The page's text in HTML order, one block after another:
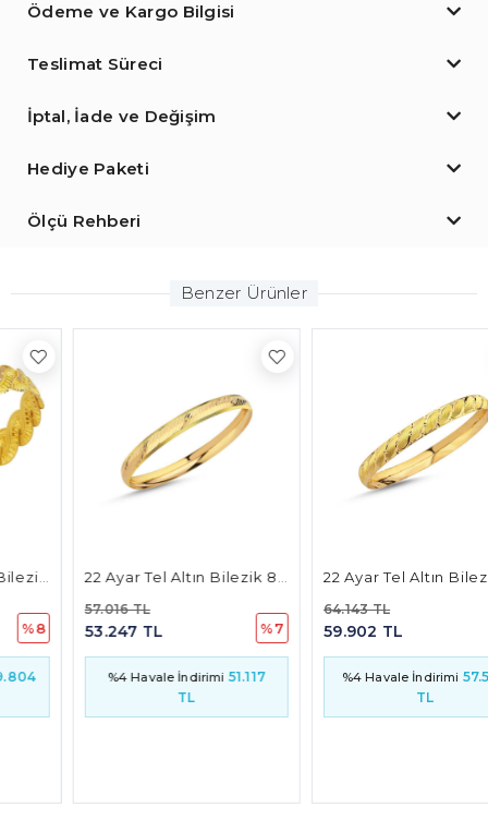
Ödeme ve Kargo Bilgisi
Teslimat Süreci
İptal, İade ve Değişim
Hediye Paketi
Ölçü Rehberi
Benzer Ürünler
22 Ayar Tel Altın Bilezik 8mm 8 Gr
53.247 TL
57.016 TL
%4 Havale İndirimi51.117
22 Ayar Tel Altın Bilezik 8mm 9 Gr
59.902 TL
64.143 TL
%4 Havale İndirimi57.506